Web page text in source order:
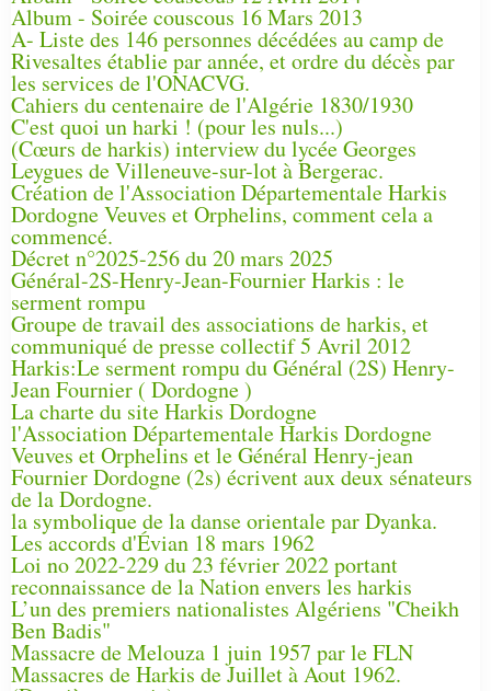
Album - Soirée couscous 16 Mars 2013
A- Liste des 146 personnes décédées au camp de
Rivesaltes établie par année, et ordre du décès par
les services de l'ONACVG.
Cahiers du centenaire de l'Algérie 1830/1930
C'est quoi un harki ! (pour les nuls...)
(Cœurs de harkis) interview du lycée Georges
Leygues de Villeneuve-sur-lot à Bergerac.
Création de l'Association Départementale Harkis
Dordogne Veuves et Orphelins, comment cela a
commencé.
Décret n°2025-256 du 20 mars 2025
Général-2S-Henry-Jean-Fournier Harkis : le
serment rompu
Groupe de travail des associations de harkis, et
communiqué de presse collectif 5 Avril 2012
Harkis:Le serment rompu du Général (2S) Henry-
Jean Fournier ( Dordogne )
La charte du site Harkis Dordogne
l'Association Départementale Harkis Dordogne
Veuves et Orphelins et le Général Henry-jean
Fournier Dordogne (2s) écrivent aux deux sénateurs
de la Dordogne.
la symbolique de la danse orientale par Dyanka.
Les accords d'Évian 18 mars 1962
Loi no 2022-229 du 23 février 2022 portant
reconnaissance de la Nation envers les harkis
L’un des premiers nationalistes Algériens "Cheikh
Ben Badis"
Massacre de Melouza 1 juin 1957 par le FLN
Massacres de Harkis de Juillet à Aout 1962.